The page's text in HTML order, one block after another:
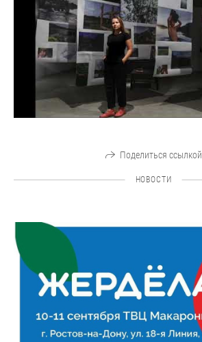
Поделиться ссылкой
НОВОСТИ